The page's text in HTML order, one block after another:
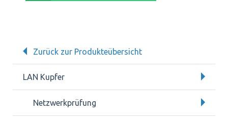
Zurück zur Produkteübersicht
LAN Kupfer
Netzwerkprüfung